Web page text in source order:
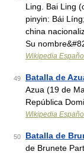
Ling. Bai Ling
pinyin: Bái
china
Su
Wikipedia
49 Batalla de
Azua (19 de
República
Wikipedia
50 Batalla de
de Brunete